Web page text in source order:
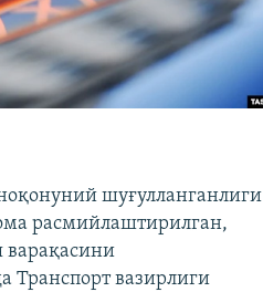
шуғулланганлиги
расмийлаштирилган,
варақасини
Транспорт вазирлиги